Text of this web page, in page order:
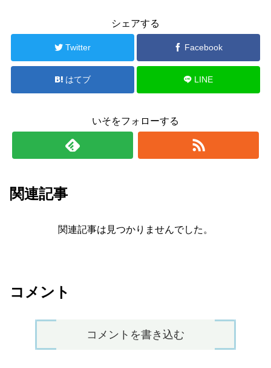
シェアする
Twitter Facebook
はてブ LINE
いそをフォローする
関連記事
関連記事は見つかりませんでした。
コメント
コメントを書き込む